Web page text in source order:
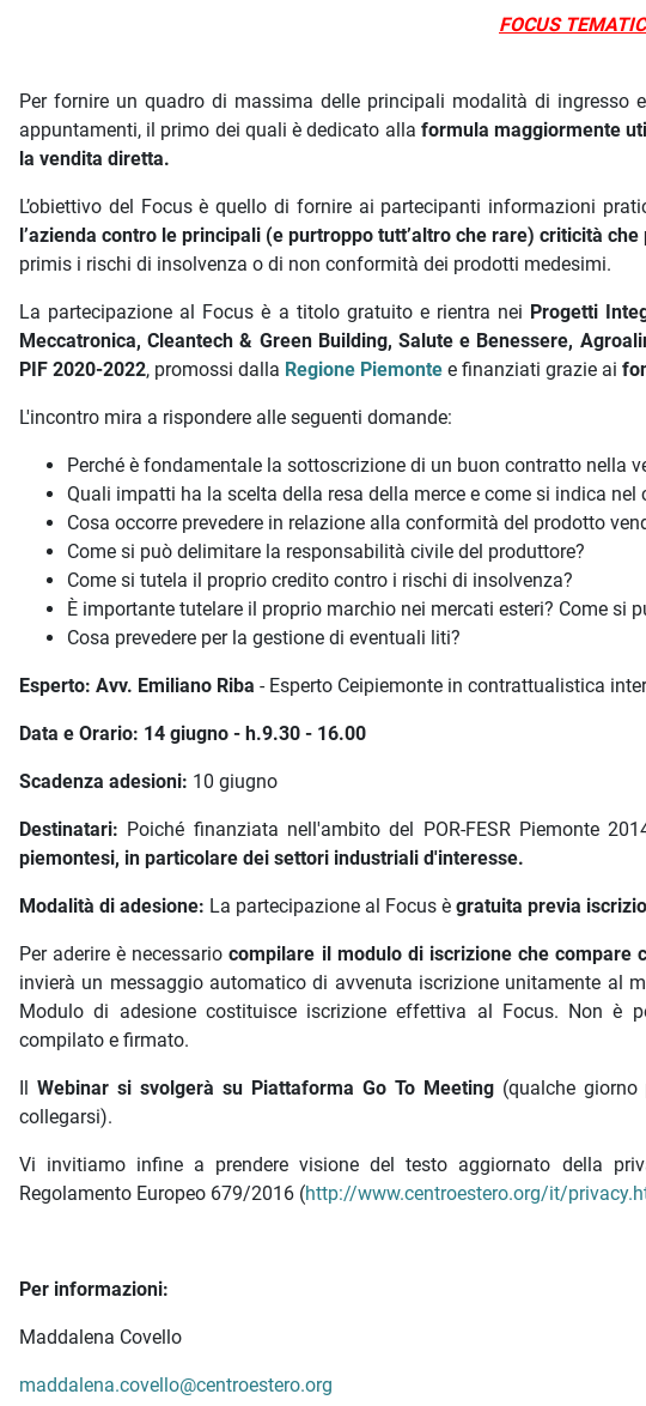
FOCUS
Per fornire un quadro di massima delle principali modalità di ingresso
appuntamenti, il primo dei quali è dedicato alla formula maggiormente
la vendita diretta.
L’obiettivo del Focus è quello di fornire ai partecipanti informazioni
l’azienda contro le principali (e purtroppo tutt’altro che rare) criticità
primis i rischi di insolvenza o di non conformità dei prodotti medesimi.
La partecipazione al Focus è a titolo gratuito e rientra nei Progetti
Meccatronica, Cleantech & Green Building, Salute e Benessere,
PIF 2020-2022, promossi dalla Regione Piemonte e finanziati grazie ai
L'incontro mira a rispondere alle seguenti domande:
Perché è fondamentale la sottoscrizione di un buon contratto nella
Quali impatti ha la scelta della resa della merce e come si indica nel
Cosa occorre prevedere in relazione alla conformità del prodotto
Come si può delimitare la responsabilità civile del produttore?
Come si tutela il proprio credito contro i rischi di insolvenza?
È importante tutelare il proprio marchio nei mercati esteri? Come si
Cosa prevedere per la gestione di eventuali liti?
Esperto: Avv. Emiliano Riba - Esperto Ceipiemonte in contrattualistica
Data e Orario: 14 giugno - h.9.30 - 16.00
Scadenza adesioni: 10 giugno
Destinatari: Poiché finanziata nell'ambito del POR-FESR Piemonte
piemontesi, in particolare dei settori industriali d'interesse.
Modalità di adesione: La partecipazione al Focus è gratuita previa
Per aderire è necessariocompilare il modulo di iscrizione che compare
invierà un messaggio automatico di avvenuta iscrizione unitamente al
Modulo di adesione costituisce iscrizione effettiva al Focus. Non è
compilato e firmato.
Il Webinar si svolgerà su Piattaforma Go To Meeting(qualche giorno
collegarsi).
Vi invitiamo infine a prendere visione del testo aggiornato della
Regolamento Europeo 679/2016 (http://www.centroestero.org/it/
Per informazioni:
Maddalena Covello
maddalena.covello@centroestero.org